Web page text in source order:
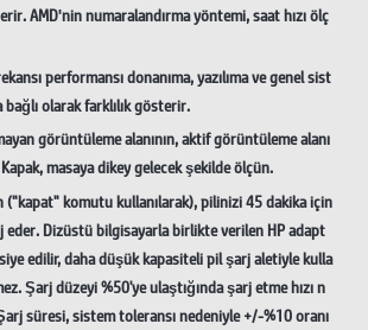
AMDꞌnin numaralandırma yöntemi, saat hızı ölç
performansı donanıma, yazılıma ve genel sist
bağlı olarak farklılık gösterir.
görüntüleme alanının, aktif görüntüleme alanı
masaya dikey gelecek şekilde ölçün.
("kapat" komutu kullanılarak), pilinizi 45 dakika için
eder. Dizüstü bilgisayarla birlikte verilen HP adapt
edilir, daha düşük kapasiteli pil şarj aletiyle kulla
Şarj düzeyi %50'ye ulaştığında şarj etme hızı n
süresi, sistem toleransı nedeniyle +/-%10 oranı